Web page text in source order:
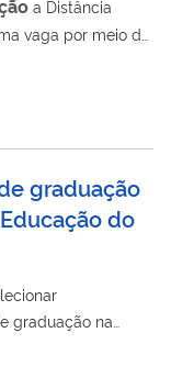
a Distância
vaga por meio de
graduação
do
graduação na
de Alternância.